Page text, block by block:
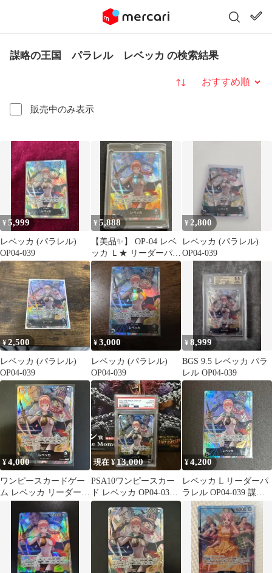
謀略の王国 パラレル レベッカ の検索結果
販売中のみ表示
並び替え
¥5,999
レベッカ (パラレル)
OP04-039
¥5,888
【美品✨】 OP-04 レベ
ッカ Ｌ★ リーダーパラ
レル 『謀略の王国』
¥ 2,800
レベッカ (パラレル)
OP04-039
¥2,500
レベッカ (パラレル)
OP04-039
¥3,000
レベッカ (パラレル)
OP04-039
¥8,999
BGS 9.5 レベッカ パラ
レル OP04-039
¥4,000
ワンピースカードゲー
ム レベッカ リーダーパ
現在 ¥13,000
PSA10ワンピースカー
ド レベッカ OP04-039 L
パラレル
¥4,200
レベッカ L リーダーパ
ラレル OP04-039 謀略
の王国 美品